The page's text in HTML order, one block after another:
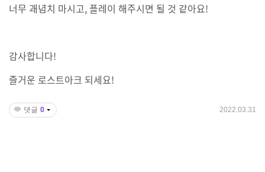
너무 괘념치 마시고, 플레이 해주시면 될 것 같아요!
감사합니다!
즐거운 로스트아크 되세요!
2022.03.31
댓글 0